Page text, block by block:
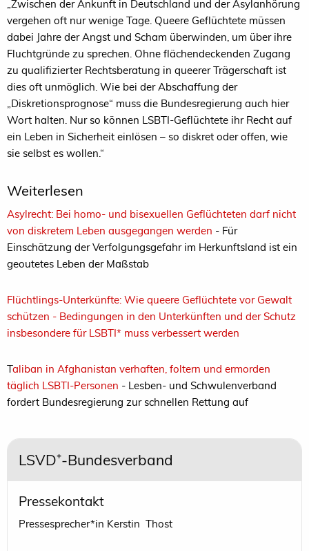
„Zwischen der Ankunft in Deutschland und der Asylanhörung
vergehen oft nur wenige Tage. Queere Geflüchtete müssen
dabei Jahre der Angst und Scham überwinden, um über ihre
Fluchtgründe zu sprechen. Ohne flächendeckenden Zugang
zu qualifizierter Rechtsberatung in queerer Trägerschaft ist
dies oft unmöglich. Wie bei der Abschaffung der
„Diskretionsprognose“ muss die Bundesregierung auch hier
Wort halten. Nur so können LSBTI-Geflüchtete ihr Recht auf
ein Leben in Sicherheit einlösen – so diskret oder offen, wie
sie selbst es wollen.“
Weiterlesen
Asylrecht: Bei homo- und bisexuellen Geflüchteten darf nicht
von diskretem Leben ausgegangen werden - Für
Einschätzung der Verfolgungsgefahr im Herkunftsland ist ein
geoutetes Leben der Maßstab
Flüchtlings-Unterkünfte: Wie queere Geflüchtete vor Gewalt
schützen - Bedingungen in den Unterkünften und der Schutz
insbesondere für LSBTI* muss verbessert werden
Taliban in Afghanistan verhaften, foltern und ermorden
täglich LSBTI-Personen - Lesben- und Schwulenverband
fordert Bundesregierung zur schnellen Rettung auf
LSVD⁺-Bundesverband
Pressekontakt
Pressesprecher*in Kerstin Thost